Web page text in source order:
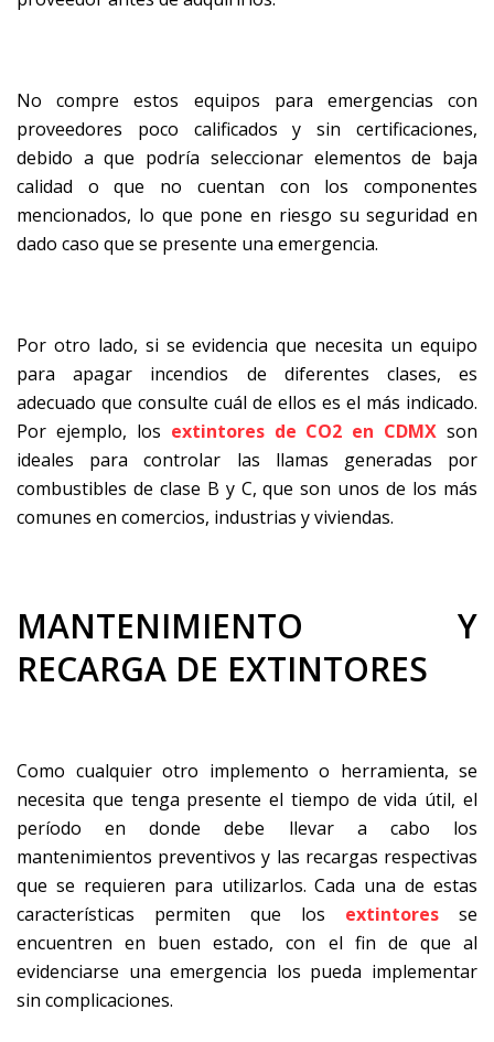
No compre estos equipos para emergencias con
proveedores poco calificados y sin certificaciones,
debido a que podría seleccionar elementos de baja
calidad o que no cuentan con los componentes
mencionados, lo que pone en riesgo su seguridad en
dado caso que se presente una emergencia.
Por otro lado, si se evidencia que necesita un equipo
para apagar incendios de diferentes clases, es
adecuado que consulte cuál de ellos es el más indicado.
Por ejemplo, los extintores de CO2 en CDMX son
ideales para controlar las llamas generadas por
combustibles de clase B y C, que son unos de los más
comunes en comercios, industrias y viviendas.
MANTENIMIENTO Y
RECARGA DE EXTINTORES
Como cualquier otro implemento o herramienta, se
necesita que tenga presente el tiempo de vida útil, el
período en donde debe llevar a cabo los
mantenimientos preventivos y las recargas respectivas
que se requieren para utilizarlos. Cada una de estas
características permiten que los extintores se
encuentren en buen estado, con el fin de que al
evidenciarse una emergencia los pueda implementar
sin complicaciones.